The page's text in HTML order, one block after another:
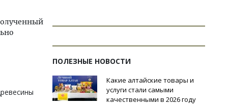
ПОЛЕЗНЫЕ НОВОСТИ
Какие алтайские товары и
услуги стали самыми
качественными в 2026 году